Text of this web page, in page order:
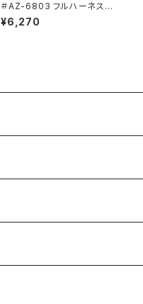
＃AZ-6803 フルハーネス対
応 長袖ブルゾン 男女兼用 秋
冬 2021年秋冬新作【AITOZ/
¥6,270